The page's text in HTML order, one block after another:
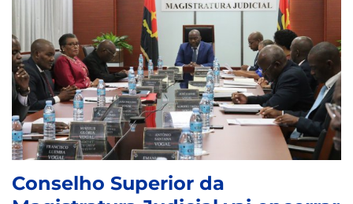
Conselho Superior da